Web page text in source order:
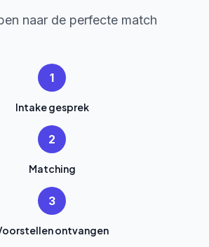
naar de perfecte match
1
Intake gesprek
2
Matching
3
ontvangen